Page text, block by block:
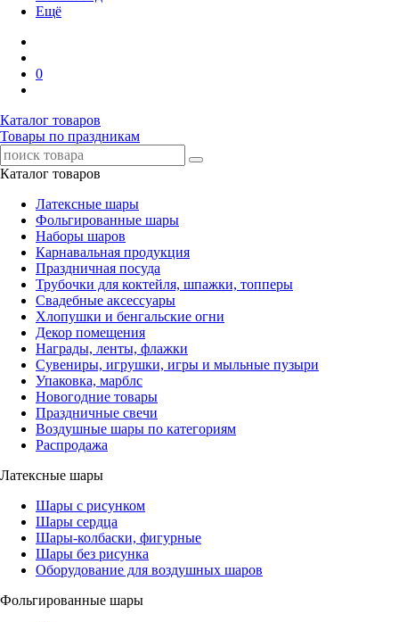
Ещё
0
Каталог товаров
Товары по праздникам
Каталог товаров
Латексные шары
Фольгированные шары
Наборы шаров
Карнавальная продукция
Праздничная посуда
Трубочки для коктейля, шпажки, топперы
Свадебные аксессуары
Хлопушки и бенгальские огни
Декор помещения
Награды, ленты, флажки
Сувениры, игрушки, игры и мыльные пузыри
Упаковка, марблс
Новогодние товары
Праздничные свечи
Воздушные шары по категориям
Распродажа
Латексные шары
Шары с рисунком
Шары сердца
Шары-колбаски, фигурные
Шары без рисунка
Оборудование для воздушных шаров
Фольгированные шары